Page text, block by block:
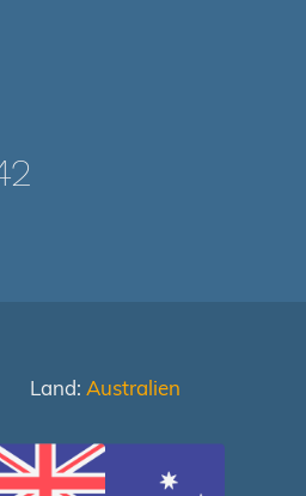
Land: Australien